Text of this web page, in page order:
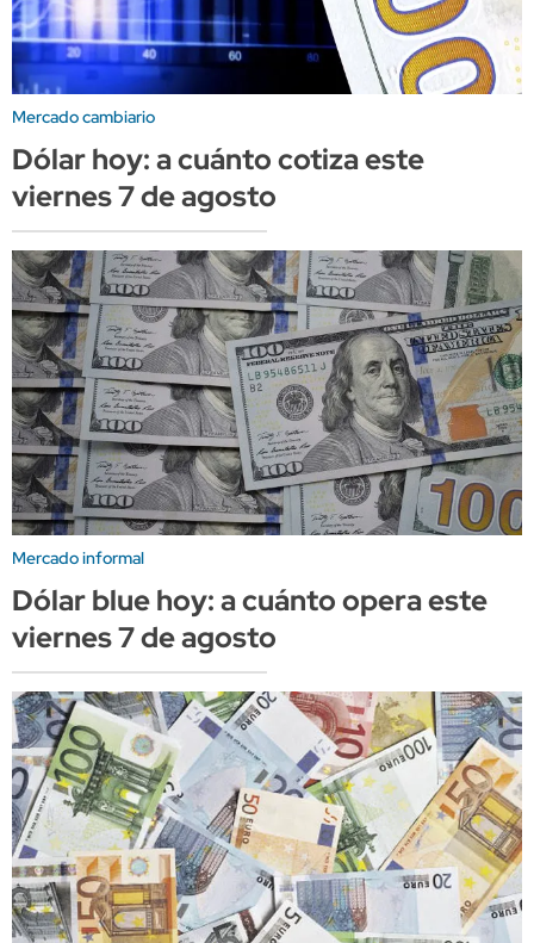
Mercado cambiario
Dólar hoy: a cuánto cotiza este
viernes 7 de agosto
Mercado informal
Dólar blue hoy: a cuánto opera este
viernes 7 de agosto